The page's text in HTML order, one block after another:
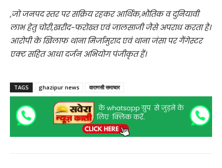
,जो जनपद स्तर पर सक्रिय रहकर आर्थिक,भौतिक व दुनियावी
लाभ हेतु चोरी,खरीद-फरोख्त एवं जालसाजी जैसे अपराध करता है।
आरोपी के खिलाफ थाना मिर्जामुराद एवं थाना जंसा पर गैंगेस्टर
एक्ट सहित आधा दर्जन अभियोग पंजीकृत हैं।
TAGS ghazipur news वाराणसी समाचार